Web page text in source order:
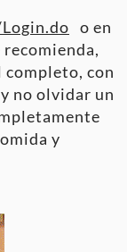
o en
completo, con
no olvidar un
y